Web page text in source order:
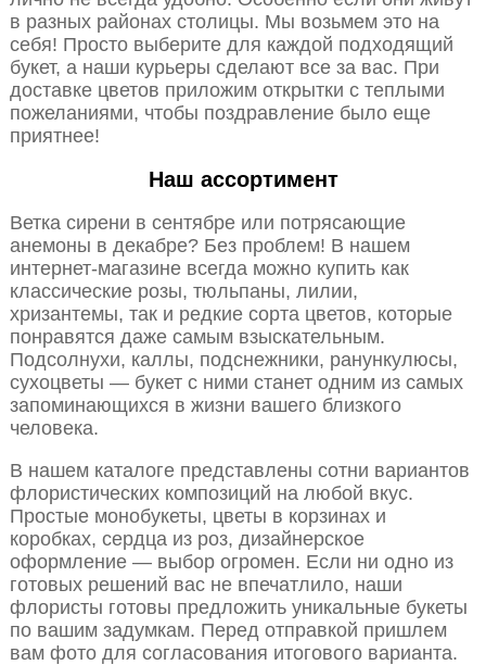
в разных районах столицы. Мы возьмем это на
себя! Просто выберите для каждой подходящий
букет, а наши курьеры сделают все за вас. При
доставке цветов приложим открытки с теплыми
пожеланиями, чтобы поздравление было еще
приятнее!
Наш ассортимент
Ветка сирени в сентябре или потрясающие
анемоны в декабре? Без проблем! В нашем
интернет-магазине всегда можно купить как
классические розы, тюльпаны, лилии,
хризантемы, так и редкие сорта цветов, которые
понравятся даже самым взыскательным.
Подсолнухи, каллы, подснежники, ранункулюсы,
сухоцветы — букет с ними станет одним из самых
запоминающихся в жизни вашего близкого
человека.
В нашем каталоге представлены сотни вариантов
флористических композиций на любой вкус.
Простые монобукеты, цветы в корзинах и
коробках, сердца из роз, дизайнерское
оформление — выбор огромен. Если ни одно из
готовых решений вас не впечатлило, наши
флористы готовы предложить уникальные букеты
по вашим задумкам. Перед отправкой пришлем
вам фото для согласования итогового варианта.